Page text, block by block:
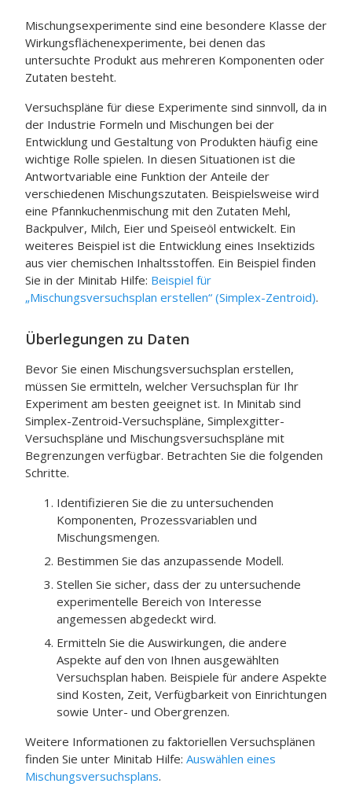
Mischungsexperimente sind eine besondere Klasse der
Wirkungsflächenexperimente, bei denen das
untersuchte Produkt aus mehreren Komponenten oder
Zutaten besteht.
Versuchspläne für diese Experimente sind sinnvoll, da in
der Industrie Formeln und Mischungen bei der
Entwicklung und Gestaltung von Produkten häufig eine
wichtige Rolle spielen. In diesen Situationen ist die
Antwortvariable eine Funktion der Anteile der
verschiedenen Mischungszutaten. Beispielsweise wird
eine Pfannkuchenmischung mit den Zutaten Mehl,
Backpulver, Milch, Eier und Speiseöl entwickelt. Ein
weiteres Beispiel ist die Entwicklung eines Insektizids
aus vier chemischen Inhaltsstoffen. Ein Beispiel finden
Sie in der Minitab Hilfe: Beispiel für
„Mischungsversuchsplan erstellen“ (Simplex-Zentroid).
Überlegungen zu Daten
Bevor Sie einen Mischungsversuchsplan erstellen,
müssen Sie ermitteln, welcher Versuchsplan für Ihr
Experiment am besten geeignet ist. In Minitab sind
Simplex-Zentroid-Versuchspläne, Simplexgitter-
Versuchspläne und Mischungsversuchspläne mit
Begrenzungen verfügbar. Betrachten Sie die folgenden
Schritte.
Identifizieren Sie die zu untersuchenden
Komponenten, Prozessvariablen und
Mischungsmengen.
Bestimmen Sie das anzupassende Modell.
Stellen Sie sicher, dass der zu untersuchende
experimentelle Bereich von Interesse
angemessen abgedeckt wird.
Ermitteln Sie die Auswirkungen, die andere
Aspekte auf den von Ihnen ausgewählten
Versuchsplan haben. Beispiele für andere Aspekte
sind Kosten, Zeit, Verfügbarkeit von Einrichtungen
sowie Unter- und Obergrenzen.
Weitere Informationen zu faktoriellen Versuchsplänen
finden Sie unter Minitab Hilfe: Auswählen eines
Mischungsversuchsplans.